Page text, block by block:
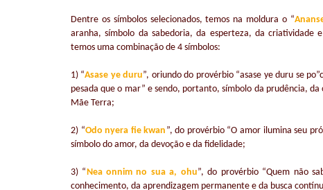
Dentre os símbolos selecionados, temos na moldura o “
aranha, símbolo da sabedoria, da esperteza, da criatividade
temos uma combinação de 4 símbolos:
1) “Asase ye duru”, oriundo do provérbio “asase ye duru se
pesada que o mar” e sendo, portanto, símbolo da prudência,
Mãe Terra;
2) “Odo nyera fie kwan ”, do provérbio “O amor ilumina seu
símbolo do amor, da devoção e da fidelidade;
3) “Nea onnim no sua a, ohu”, do provérbio “Quem não
conhecimento, da aprendizagem permanente e da busca